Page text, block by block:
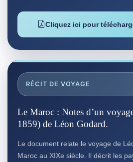
Cliquez ici pour
RÉCIT DE VOYAGE
Le Maroc : Notes d’un
1859) de Léon Godard.
Le document relate le voyage de
Maroc au XIXe siècle. Il décrit les